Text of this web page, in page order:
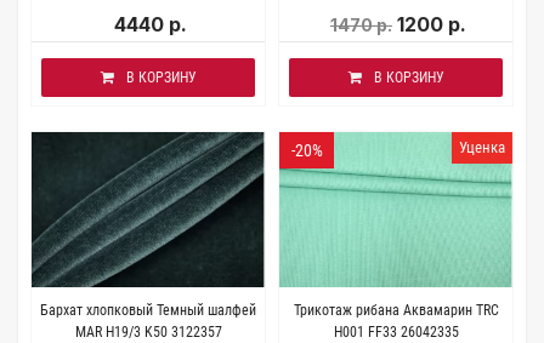
4440 р.
В КОРЗИНУ
1470 р. 1200 р.
В КОРЗИНУ
Бархат хлопковый Темный шалфей
MAR H19/3 K50 3122357
Уценка
-20%
Трикотаж рибана Аквамарин TRC
H001 FF33 26042335